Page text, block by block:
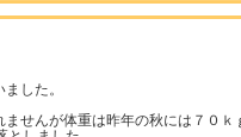
した。
せんが体重は昨年の秋には７０ｋ